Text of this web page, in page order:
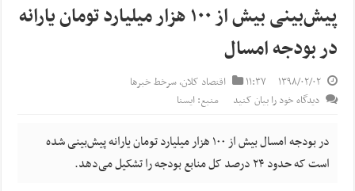
پیش‌بینی بیش از ۱۰۰ هزار میلیارد تومان یارانه
در بودجه امسال
۱۳۹۸/۰۲/۰۲ ۱۱:۳۷ اقتصاد کلان,سرخط خبرها
دیدگاه خود را بیان کنید
منبع: ایسنا
در بودجه امسال بیش از ۱۰۰ هزار میلیارد تومان یارانه پیش‌بینی شده
است که حدود ۲۴ درصد کل منابع بودجه را تشکیل می‌دهد.